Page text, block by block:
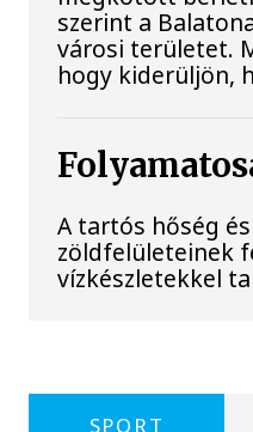
szerint a
városi területet.
hogy kiderüljön,
A tartós hőség
zöldfelületeinek
vízkészletekkel
SPORT